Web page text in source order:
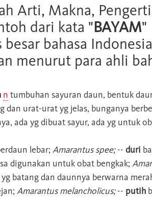
Arti, Makna,
dari kata "BAYAM"
bahasa Indonesia
menurut para ahli
n tumbuhan sayuran daun, bentuk
dan urat-urat yg jelas, bunganya
ada yg dibuat sayur, ada yg untuk
lebar; Amarantus spee;-- duri
digunakan untuk obat bengkak;
yg batang dan daunnya berwarna
Amarantus melancholicus;-- putih